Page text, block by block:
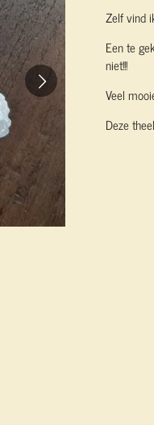
Zelf vind
Een te
niet!!!
Veel
Deze